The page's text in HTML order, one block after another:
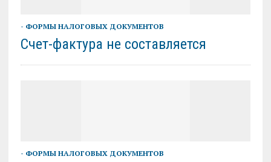
- ФОРМЫ НАЛОГОВЫХ ДОКУМЕНТОВ
Счет-фактура не составляется
- ФОРМЫ НАЛОГОВЫХ ДОКУМЕНТОВ